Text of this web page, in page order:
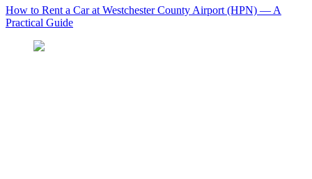
How to Rent a Car at Westchester County Airport (HPN) — A
Practical Guide